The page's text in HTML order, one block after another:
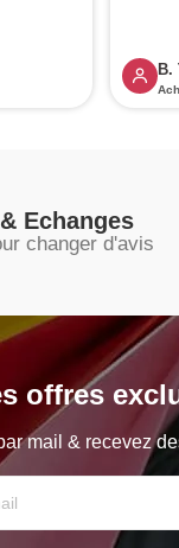
B.
Echanges
changer d'avis
offres
mail & recevez